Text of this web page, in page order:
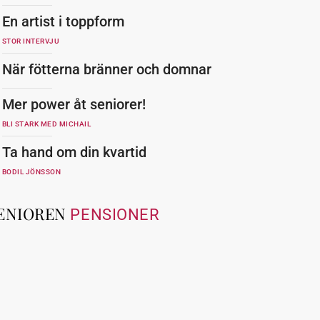
En artist i toppform
STOR INTERVJU
När fötterna bränner och domnar
Mer power åt seniorer!
BLI STARK MED MICHAIL
Ta hand om din kvartid
BODIL JÖNSSON
PENSIONER